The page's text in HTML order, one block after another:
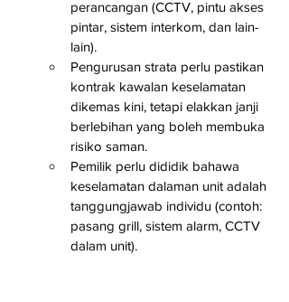
perancangan (CCTV, pintu akses
pintar, sistem interkom, dan lain-
lain).
Pengurusan strata perlu pastikan
kontrak kawalan keselamatan
dikemas kini, tetapi elakkan janji
berlebihan yang boleh membuka
risiko saman.
Pemilik perlu dididik bahawa
keselamatan dalaman unit adalah
tanggungjawab individu (contoh:
pasang grill, sistem alarm, CCTV
dalam unit).